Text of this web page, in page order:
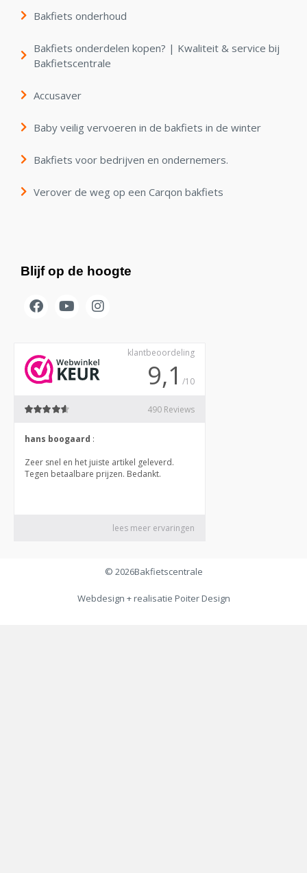
Bakfiets onderhoud
Bakfiets onderdelen kopen? | Kwaliteit & service bij
Bakfietscentrale
Accusaver
Baby veilig vervoeren in de bakfiets in de winter
Bakfiets voor bedrijven en ondernemers.
Verover de weg op een Carqon bakfiets
Blijf op de hoogte
© 2026Bakfietscentrale
Webdesign + realisatie Poiter Design